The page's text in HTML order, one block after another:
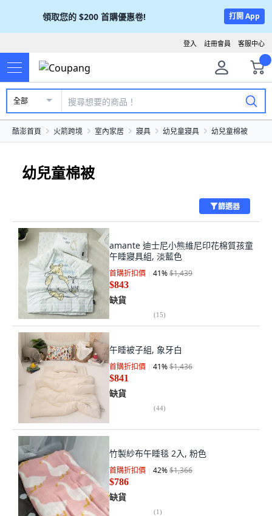
領取您的 $200 首購優惠卷! 打開 App
客服中心
註冊會員
登入
全部
酷澎首頁 火箭跨境 室內家居 寢具 幼兒童寢具 幼兒童棉被
幼兒童棉被
篩選器
amante 迪士尼小熊維尼印花棉質孩童
午睡寢具組, 淡藍色
首購折扣價 41%$1,439
$843
缺貨
(15)
午睡被子組, 象牙白
首購折扣價 41%$1,436
$841
缺貨
(44)
竹製紗布午睡毯 2入, 粉色
首購折扣價 42%$1,366
$786
缺貨
(1)